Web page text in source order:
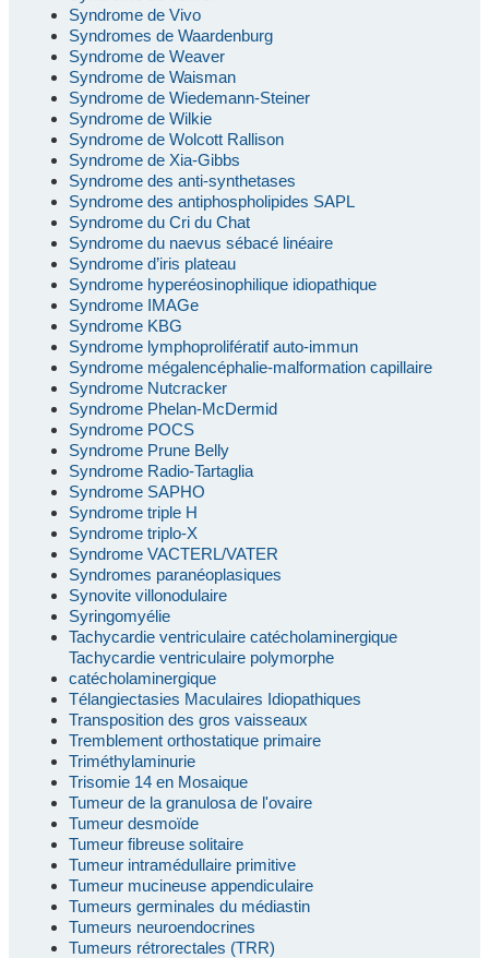
Syndrome de Vivo
Syndromes de Waardenburg
Syndrome de Weaver
Syndrome de Waisman
Syndrome de Wiedemann-Steiner
Syndrome de Wilkie
Syndrome de Wolcott Rallison
Syndrome de Xia-Gibbs
Syndrome des anti-synthetases
Syndrome des antiphospholipides SAPL
Syndrome du Cri du Chat
Syndrome du naevus sébacé linéaire
Syndrome d’iris plateau
Syndrome hyperéosinophilique idiopathique
Syndrome IMAGe
Syndrome KBG
Syndrome lymphoprolifératif auto-immun
Syndrome mégalencéphalie-malformation capillaire
Syndrome Nutcracker
Syndrome Phelan-McDermid
Syndrome POCS
Syndrome Prune Belly
Syndrome Radio-Tartaglia
Syndrome SAPHO
Syndrome triple H
Syndrome triplo-X
Syndrome VACTERL/VATER
Syndromes paranéoplasiques
Synovite villonodulaire
Syringomyélie
Tachycardie ventriculaire catécholaminergique
Tachycardie ventriculaire polymorphe
catécholaminergique
Télangiectasies Maculaires Idiopathiques
Transposition des gros vaisseaux
Tremblement orthostatique primaire
Triméthylaminurie
Trisomie 14 en Mosaique
Tumeur de la granulosa de l'ovaire
Tumeur desmoïde
Tumeur fibreuse solitaire
Tumeur intramédullaire primitive
Tumeur mucineuse appendiculaire
Tumeurs germinales du médiastin
Tumeurs neuroendocrines
Tumeurs rétrorectales (TRR)